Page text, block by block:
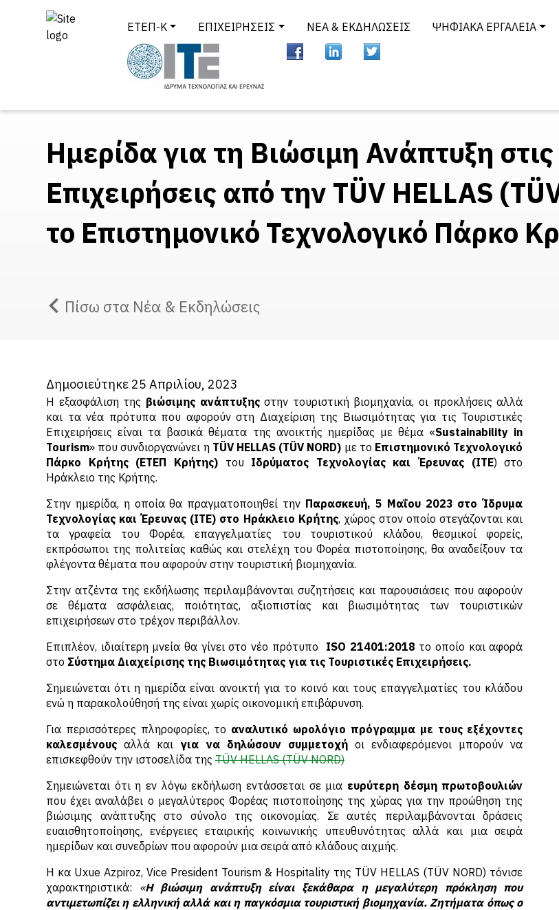
ΕΤΕΠ-Κ ΕΠΙΧΕΙΡΗΣΕΙΣ ΝΈΑ & ΕΚΔΗΛΏΣΕΙΣ ΨΗΦΙΑΚΆ ΕΡΓΑΛΕΊΑ
Ημερίδα για τη Βιώσιμη Ανάπτυξη στις
Επιχειρήσεις από την TÜV HELLAS
το Επιστημονικό Τεχνολογικό Πάρκο
Πίσω στα Νέα & Εκδηλώσεις
Δημοσιεύτηκε 25 Απριλίου, 2023
Η εξασφάλιση της βιώσιμης ανάπτυξηςστην τουριστική βιομηχανία, οι προκλήσεις αλλά
και τα νέα πρότυπα που αφορούν στη Διαχείριση της Βιωσιμότητας για τις Τουριστικές
Επιχειρήσεις είναι τα βασικά θέματα της ανοικτής ημερίδας με θέμα «Sustainability in
Tourism» που συνδιοργανώνει η TÜV HELLAS (TÜV NORD) με το Επιστημονικό Τεχνολογικό
Πάρκο Κρήτης (ΕΤΕΠ Κρήτης) τουΙδρύματος Τεχνολογίας και Έρευνας (ΙΤΕ) στο
Ηράκλειο της Κρήτης.
Στην ημερίδα, η οποία θα πραγματοποιηθεί την Παρασκευή, 5 Μαΐου 2023 στο Ίδρυμα
Τεχνολογίας και Έρευνας (ΙΤΕ) στο Ηράκλειο Κρήτης, χώρος στον οποίο στεγάζονται και
τα γραφεία του Φορέα, επαγγελματίες του τουριστικού κλάδου, θεσμικοί φορείς,
εκπρόσωποι της πολιτείας καθώς και στελέχη του Φορέα πιστοποίησης, θα αναδείξουν τα
φλέγοντα θέματα που αφορούν στην τουριστική βιομηχανία.
Στην ατζέντα της εκδήλωσης περιλαμβάνονται συζητήσεις και παρουσιάσεις που αφορούν
σε θέματα ασφάλειας, ποιότητας, αξιοπιστίας και βιωσιμότητας των τουριστικών
επιχειρήσεων στο τρέχον περιβάλλον.
Επιπλέον, ιδιαίτερη μνεία θα γίνει στο νέο πρότυπο ISO 21401:2018 το οποίο και αφορά
στο Σύστημα Διαχείρισης της Βιωσιμότητας για τις Τουριστικές Επιχειρήσεις.
Σημειώνεται ότι η ημερίδα είναι ανοικτή για το κοινό και τους επαγγελματίες του κλάδου
ενώ η παρακολούθησή της είναι χωρίς οικονομική επιβάρυνση.
Για περισσότερες πληροφορίες, το αναλυτικό ωρολόγιο πρόγραμμα με τους εξέχοντες
καλεσμένουςαλλά και για να δηλώσουν συμμετοχήοι ενδιαφερόμενοι μπορούν να
επισκεφθούν την ιστοσελίδα της TÜV HELLAS (TÜV NORD)
Σημειώνεται ότι η εν λόγω εκδήλωση εντάσσεται σε μια ευρύτερη δέσμη πρωτοβουλιών
που έχει αναλάβει ο μεγαλύτερος Φορέας πιστοποίησης της χώρας για την προώθηση της
βιώσιμης ανάπτυξης στο σύνολο της οικονομίας. Σε αυτές περιλαμβάνονται δράσεις
ευαισθητοποίησης, ενέργειες εταιρικής κοινωνικής υπευθυνότητας αλλά και μια σειρά
ημερίδων και συνεδρίων που αφορούν μια σειρά από κλάδους αιχμής.
Η κα Uxue Azpiroz, Vice President Tourism & Hospitality της TÜV HELLAS (TÜV NORD) τόνισε
χαρακτηριστικά: «Η βιώσιμη ανάπτυξη είναι ξεκάθαρα η μεγαλύτερη πρόκληση που
αντιμετωπίζει η ελληνική αλλά και η παγκόσμια τουριστική βιομηχανία. Ζητήματα όπως ο